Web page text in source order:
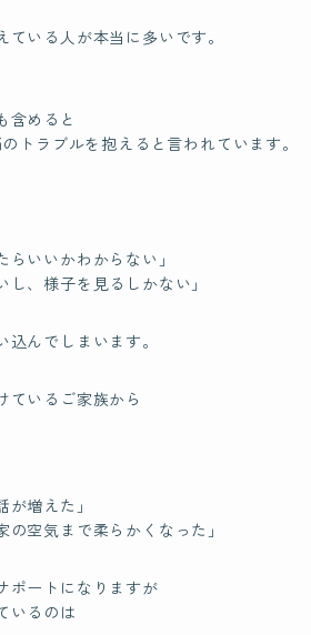
いる人が本当に多いです。
含めると
トラブルを抱えると言われています。
らいいかわからない」
し、様子を見るしかない」
んでしまいます。
ているご家族から
が増えた」
の空気まで柔らかくなった」
ポートになりますが
いるのは